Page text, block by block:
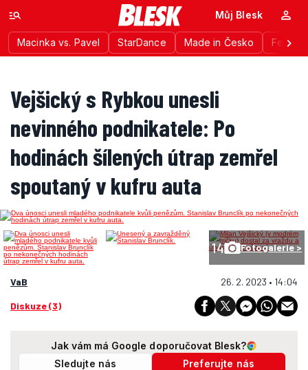
Macinka vs. Pavel StarDance Made in Česko
Můj Blesk
Vejšický s Rybkou unesli
nevinného podnikatele: Po
hodinách šílených útrap zemřel
spoutaný v kufru auta
14 Fotogalerie >
VaB 26. 2. 2023 • 14:04
Diskuze (3)
Jak vám má Google doporučovat Blesk?
Sledujte nás
Preferujte nás